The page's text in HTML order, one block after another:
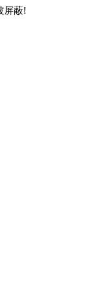
屏蔽!